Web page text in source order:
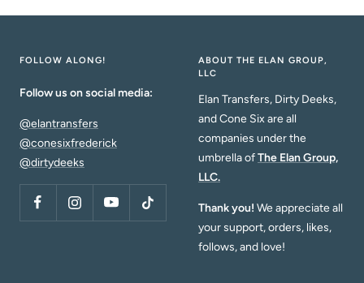
FOLLOW ALONG!
Follow us on social media:
@elantransfers
@conesixfrederick
@dirtydeeks
ABOUT THE ELAN GROUP,
LLC
Elan Transfers, Dirty Deeks,
and Cone Six are all
companies under the
umbrella ofThe Elan Group,
LLC.
Thank you! We appreciate all
your support, orders, likes,
follows, and love!